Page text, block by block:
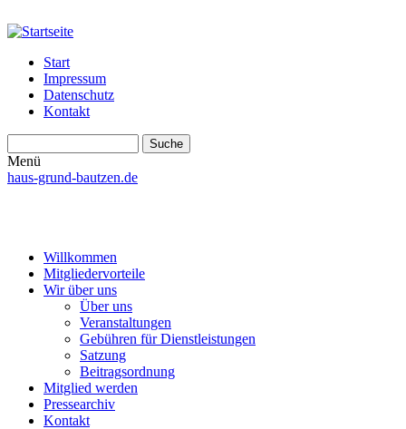
Start
Impressum
Datenschutz
Kontakt
Suchformular
Menü
haus-grund-bautzen.de
Willkommen
Mitgliedervorteile
Wir über uns
Über uns
Veranstaltungen
Gebühren für Dienstleistungen
Satzung
Beitragsordnung
Mitglied werden
Pressearchiv
Kontakt